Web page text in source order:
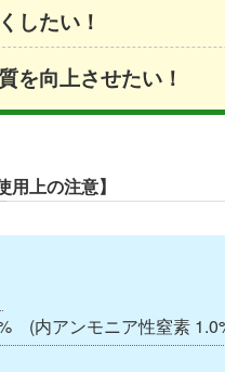
したい！
を向上させたい！
用上の注意】
(内アンモニア性窒素